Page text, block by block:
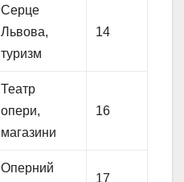
Серце
Львова,
туризм
14
Театр
опери,
магазини
16
Оперний
17